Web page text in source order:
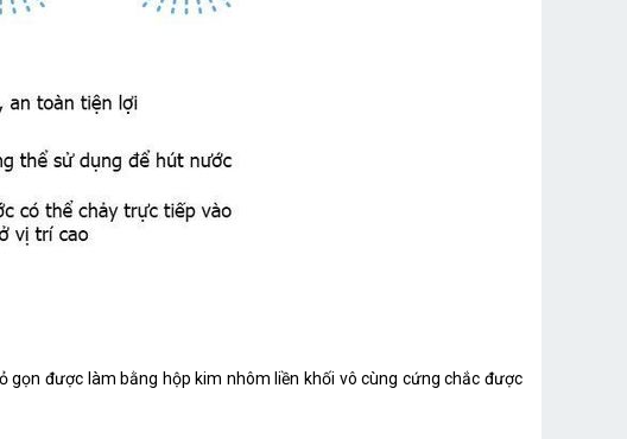
gọn được làm bằng hộp kim nhôm liền khối vô cùng cứng chắc được